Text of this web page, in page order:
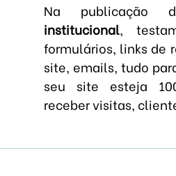
Na
institucional,
formulários, links de
site, emails, tudo
seu site esteja
receber visitas,